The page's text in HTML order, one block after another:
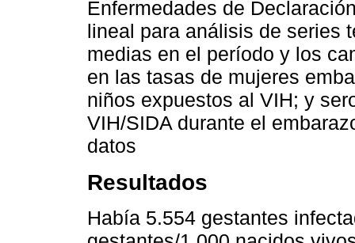
Enfermedades de
lineal para análisis de series
medias en el período y los
en las tasas de mujeres
niños expuestos al VIH; y
VIH/SIDA durante el
datos
Resultados
Había 5.554 gestantes